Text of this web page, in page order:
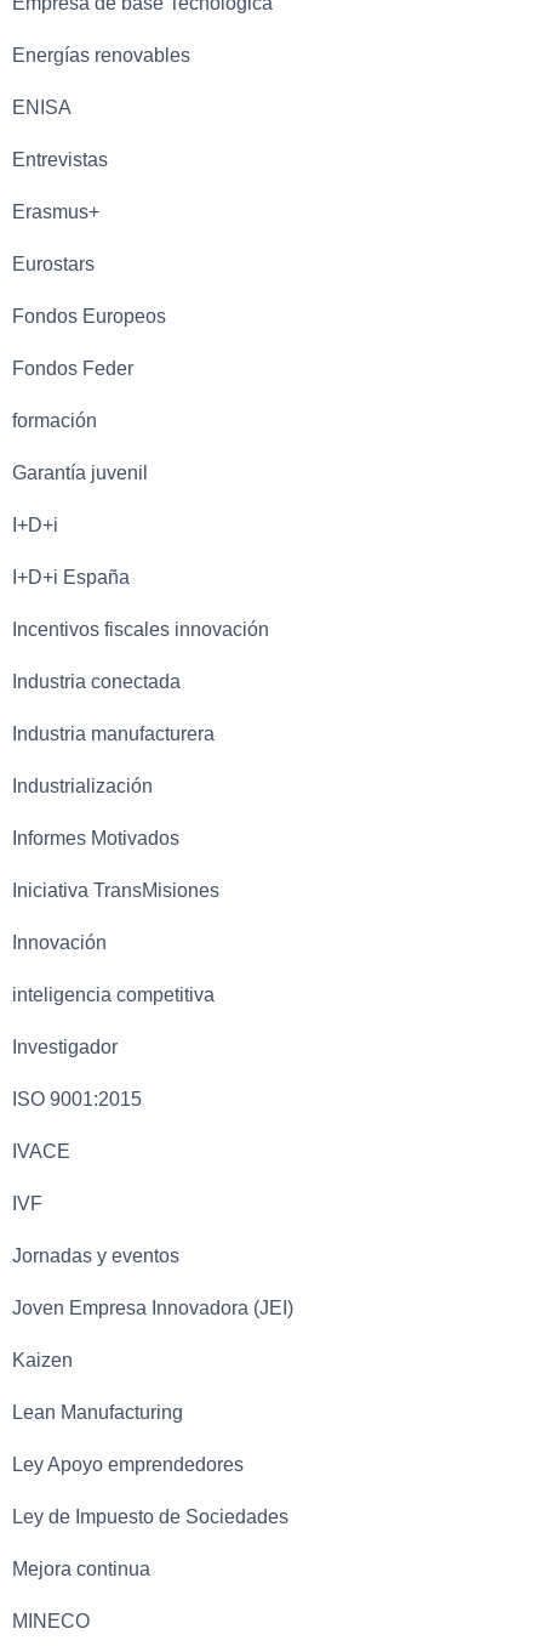
Energías renovables
ENISA
Entrevistas
Erasmus+
Eurostars
Fondos Europeos
Fondos Feder
formación
Garantía juvenil
I+D+i
I+D+i España
Incentivos fiscales innovación
Industria conectada
Industria manufacturera
Industrialización
Informes Motivados
Iniciativa TransMisiones
Innovación
inteligencia competitiva
Investigador
ISO 9001:2015
IVACE
IVF
Jornadas y eventos
Joven Empresa Innovadora (JEI)
Kaizen
Lean Manufacturing
Ley Apoyo emprendedores
Ley de Impuesto de Sociedades
Mejora continua
MINECO